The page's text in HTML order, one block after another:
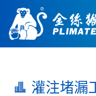
灌注堵漏